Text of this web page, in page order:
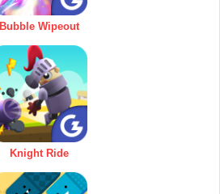
Bubble Wipeout
Knight Ride